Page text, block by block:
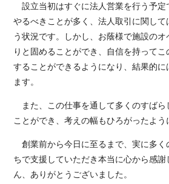
設立当初はすぐに法人営業を行う予定
やるべきことが多く、法人取引に関し
う状況です。しかし、お蔭様で施設の
りと固めることができ、自信を持って
することができるようになり、結果的
ます。
また、この仕事を通して多くのすばら
ことができ、考えの幅もひろがったよう
創業前から今日に至るまで、実に多く
ちで支援していただき本当に心から感謝
ん、ありがとうございました。